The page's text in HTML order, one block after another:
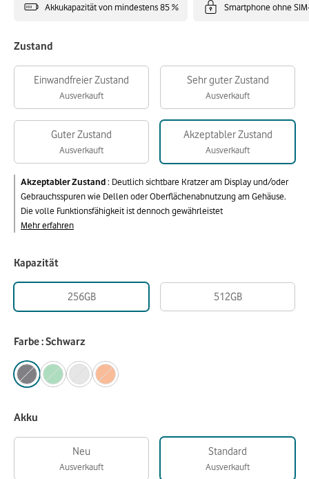
Akkukapazität von mindestens 85 % Smartphone ohne
Zustand
Einwandfreier Zustand
Ausverkauft
Sehr guter Zustand
Ausverkauft
Guter Zustand
Ausverkauft
Akzeptabler Zustand
Ausverkauft
Akzeptabler Zustand: Deutlich sichtbare Kratzer am Display und/oder
Gebrauchsspuren wie Dellen oder Oberflächenabnutzung am Gehäuse.
Die volle Funktionsfähigkeit ist dennoch gewährleistet
Mehr erfahren
Kapazität
256GB 512GB
Farbe : Schwarz
Akku
Neu
Ausverkauft
Standard
Ausverkauft